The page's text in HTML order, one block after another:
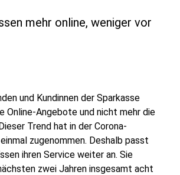
mehr online, weniger vor
und Kundinnen der Sparkasse
Online-Angebote und nicht mehr die
Trend hat in der Corona-
zugenommen. Deshalb passt
ihren Service weiter an. Sie
zwei Jahren insgesamt acht